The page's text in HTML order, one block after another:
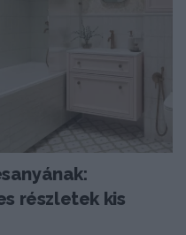
részletek kis